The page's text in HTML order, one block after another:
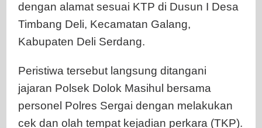
dengan alamat sesuai KTP di Dusun I Desa
Timbang Deli, Kecamatan Galang,
Kabupaten Deli Serdang.
Peristiwa tersebut langsung ditangani
jajaran Polsek Dolok Masihul bersama
personel Polres Sergai dengan melakukan
cek dan olah tempat kejadian perkara (TKP).